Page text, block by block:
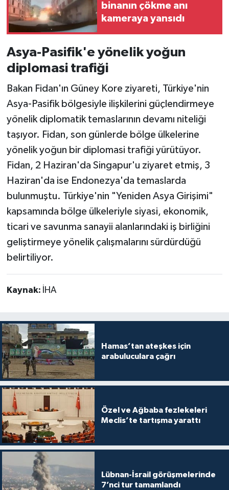
binanın çökme anı
kameraya yansıdı
Asya-Pasifik'e yönelik yoğun
diplomasi trafiği
Bakan Fidan'ın Güney Kore ziyareti, Türkiye'nin
Asya-Pasifik bölgesiyle ilişkilerini güçlendirmeye
yönelik diplomatik temaslarının devamı niteliği
taşıyor. Fidan, son günlerde bölge ülkelerine
yönelik yoğun bir diplomasi trafiği yürütüyor.
Fidan, 2 Haziran'da Singapur'u ziyaret etmiş, 3
Haziran'da ise Endonezya'da temaslarda
bulunmuştu. Türkiye'nin "Yeniden Asya Girişimi"
kapsamında bölge ülkeleriyle siyasi, ekonomik,
ticari ve savunma sanayii alanlarındaki iş birliğini
geliştirmeye yönelik çalışmalarını sürdürdüğü
belirtiliyor.
Kaynak: İHA
Hamas’tan ateşkes için
arabuluculara çağrı
Özel ve Ağbaba fezlekeleri
Meclis’te tartışma yarattı
Lübnan-İsrail görüşmelerinde
7’nci tur tamamlandı